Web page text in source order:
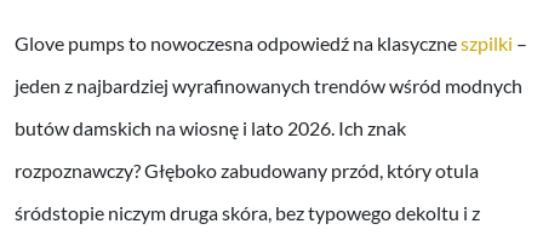
Glove pumps to nowoczesna odpowiedź na klasyczneszpilki –
jeden z najbardziej wyrafinowanych trendów wśród modnych
butów damskich na wiosnę i lato 2026. Ich znak
rozpoznawczy? Głęboko zabudowany przód, który otula
śródstopie niczym druga skóra, bez typowego dekoltu i z